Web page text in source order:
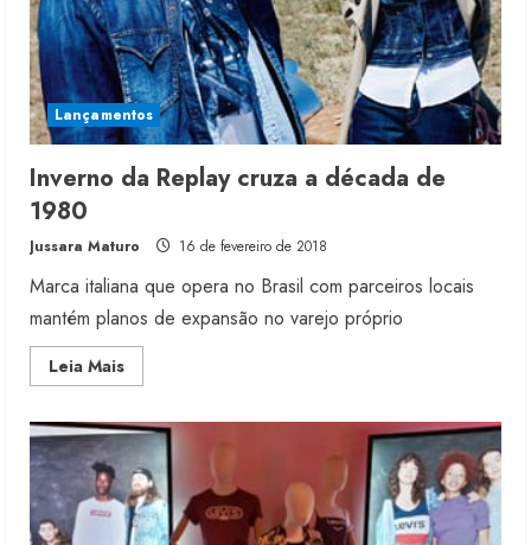
Lançamentos
Inverno da Replay cruza a década de
1980
Jussara Maturo 16 de fevereiro de 2018
Marca italiana que opera no Brasil com parceiros locais
mantém planos de expansão no varejo próprio
Leia MaisRead
more
da
Replay
cruza
a
década
de
1980